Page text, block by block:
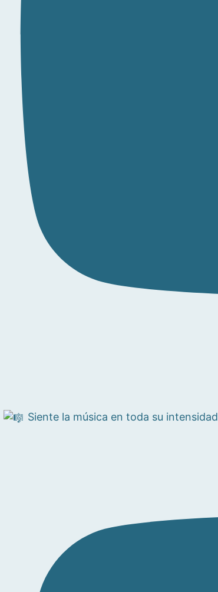
Siente la música en toda su intensidad